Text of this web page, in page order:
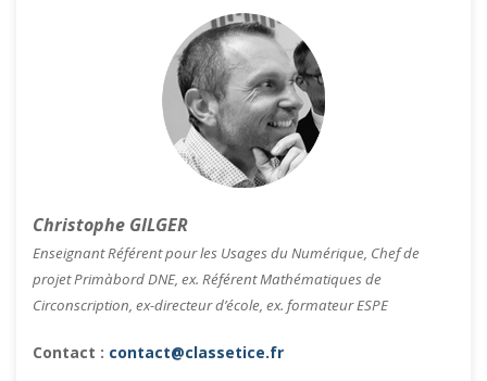
Christophe GILGER
Enseignant Référent pour les Usages du Numérique, Chef de
projet Primàbord DNE, ex. Référent Mathématiques de
Circonscription, ex-directeur d’école, ex. formateur ESPE
Contact : contact@classetice.fr